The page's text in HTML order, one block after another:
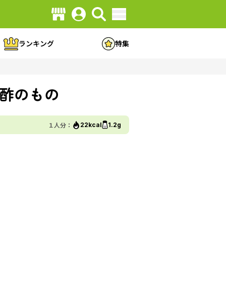
ランキング 特集
のもの
１人分： 22kcal 1.2g